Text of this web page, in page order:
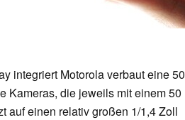
integriert Motorola verbaut eine 50
Kameras, die jeweils mit einem 50
auf einen relativ großen 1/1,4 Zoll